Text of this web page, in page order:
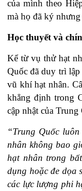
của mình theo
mà họ đã ký
Học thuyết và
Kể từ vụ thử hạt
Quốc đã duy trì
vũ khí hạt nhân.
khẳng định trong
cập nhật của
“Trung Quốc
nhân không bao
hạt nhân trong
dụng hoặc đe dọa
các lực lượng phi